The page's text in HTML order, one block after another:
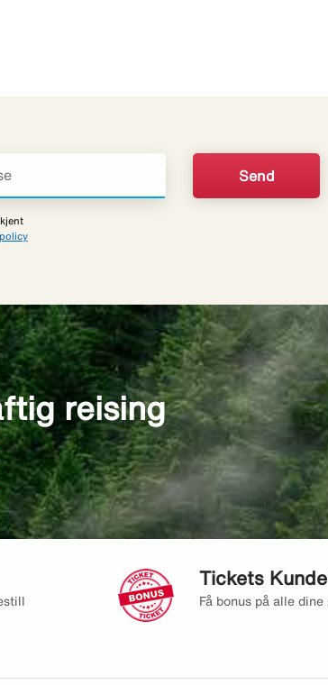
reising
Tickets
Få bonus på alle dine